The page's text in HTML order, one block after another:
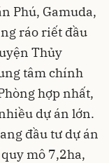
Phú, Gamuda,
ráo riết đầu
Thủy
tâm chính
hợp nhất,
dự án lớn.
đầu tư dự án
mô 7,2ha,